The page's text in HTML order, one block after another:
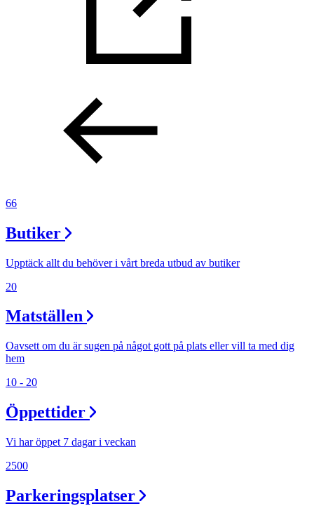
66
Butiker
Upptäck allt du behöver i vårt breda utbud av butiker
20
Matställen
Oavsett om du är sugen på något gott på plats eller vill ta med dig
hem
10 - 20
Öppettider
Vi har öppet 7 dagar i veckan
2500
Parkeringsplatser